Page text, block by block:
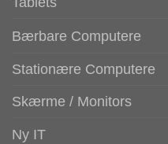
Bærbare Computere
Stationære Computere
Skærme / Monitors
Ny IT